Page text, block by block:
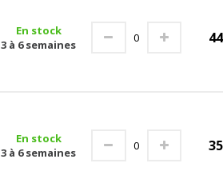
En stock
3 à 6 semaines
En stock
3 à 6 semaines